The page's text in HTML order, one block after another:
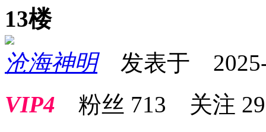
13楼
沧海神明发表于 2025-
VIP4 粉丝 713 关注 29